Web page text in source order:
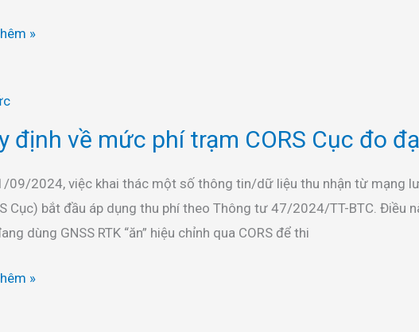
»
định về mức phí trạm CORS Cục đo
09/2024, việc khai thác một số thông tin/dữ liệu thu nhận từ mạng
Cục) bắt đầu áp dụng thu phí theo Thông tư 47/2024/TT-BTC. Điều
dùng GNSS RTK “ăn” hiệu chỉnh qua CORS để thi
»